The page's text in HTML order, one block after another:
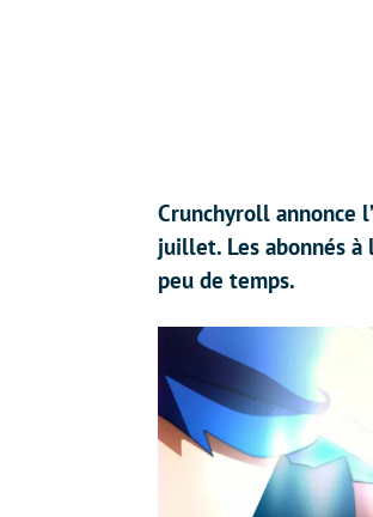
Crunchyroll annonce
juillet. Les abonnés
peu de temps.